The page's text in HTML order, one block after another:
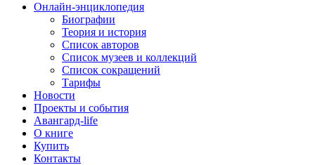
Онлайн-энциклопедия
Биографии
Теория и история
Список авторов
Список музеев и коллекций
Список сокращений
Тарифы
Новости
Проекты и события
Авангард-life
О книге
Купить
Контакты